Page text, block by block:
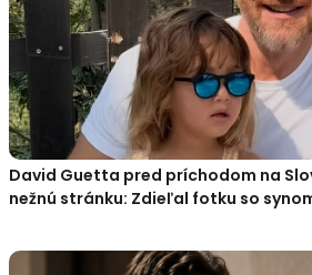
David Guetta pred príchodom na
nežnú stránku: Zdieľal fotku so